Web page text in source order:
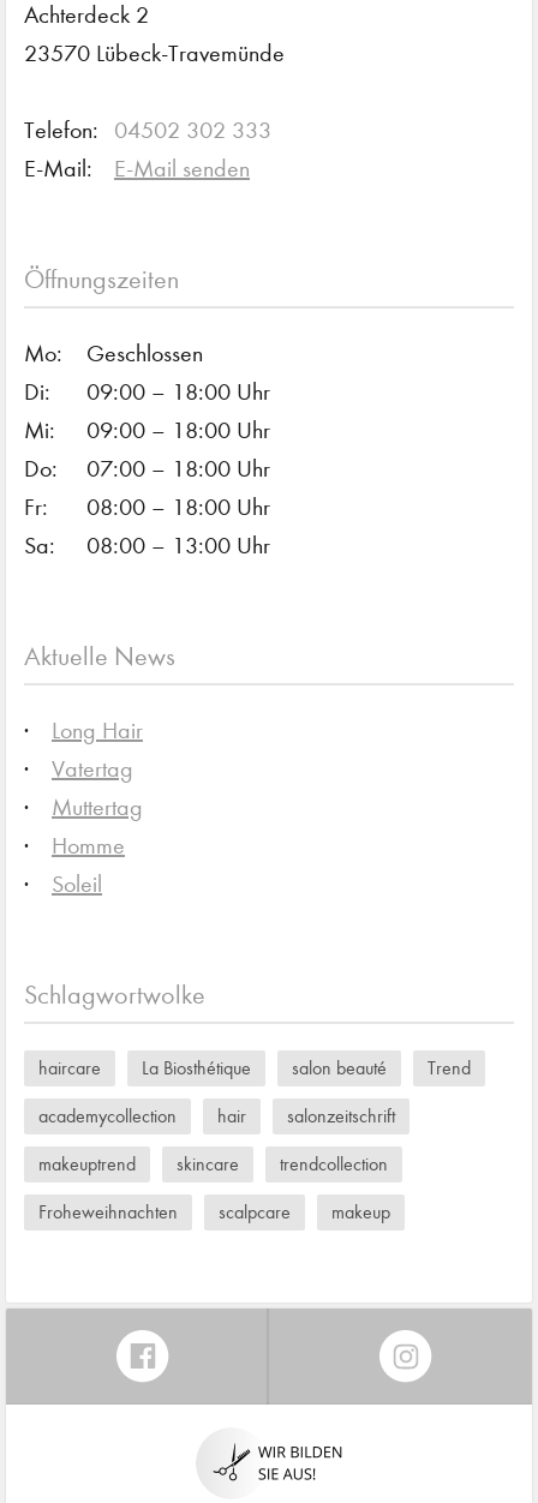
Achterdeck 2
23570 Lübeck-Travemünde
Telefon:
04502 302 333
E-Mail:
E-Mail senden
Öffnungszeiten
Mo:
Geschlossen
Di:
09:00 – 18:00 Uhr
Mi:
09:00 – 18:00 Uhr
Do:
07:00 – 18:00 Uhr
Fr:
08:00 – 18:00 Uhr
Sa:
08:00 – 13:00 Uhr
Aktuelle News
Long Hair
Vatertag
Muttertag
Homme
Soleil
Schlagwortwolke
haircare La Biosthétique salon beauté Trend
academycollection hair salonzeitschrift
makeuptrend skincare trendcollection
Froheweihnachten scalpcare makeup